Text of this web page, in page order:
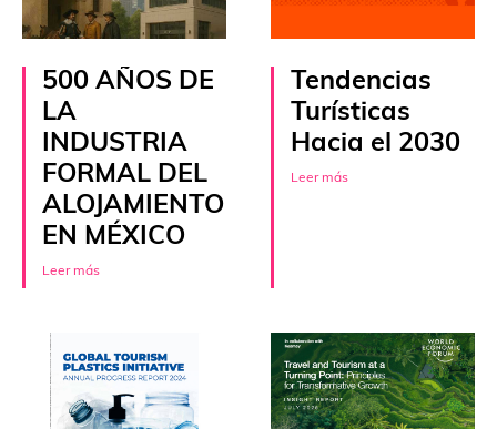
500 AÑOS DE
LA
INDUSTRIA
FORMAL DEL
ALOJAMIENTO
EN MÉXICO
Leer más
Tendencias
Turísticas
Hacia el 2030
Leer más